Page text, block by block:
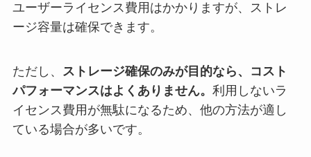
ユーザーライセンス費用はかかりますが、ストレ
ージ容量は確保できます。
ただし、
ストレージ確保のみが目的なら、コスト
パフォーマンスはよくありません。 利用しないラ
イセンス費用が無駄になるため、他の方法が適し
ている場合が多いです。